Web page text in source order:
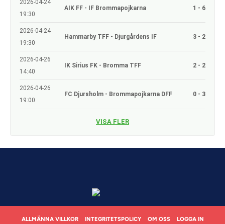
2026-04-24
19:30
AIK FF - IF Brommapojkarna 1 - 6
2026-04-24
19:30
Hammarby TFF - Djurgårdens IF 3 - 2
2026-04-26
14:40
IK Sirius FK - Bromma TFF 2 - 2
2026-04-26
19:00
FC Djursholm - Brommapojkarna DFF 0 - 3
VISA FLER
ALLMÄNNA VILLKOR INTEGRITETSPOLICY OM OSS LOGGA IN